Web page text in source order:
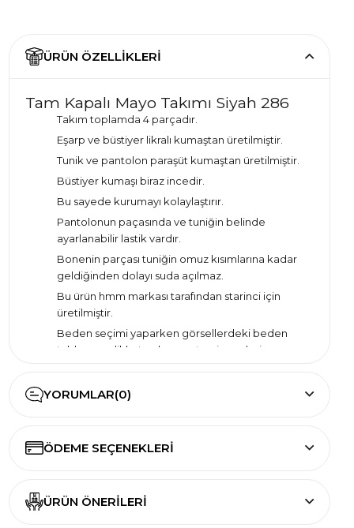
ÜRÜN ÖZELLIKLERI
Tam Kapalı Mayo Takımı Siyah 286
Takım toplamda 4 parçadır.
Eşarp ve büstiyer likralı kumaştan üretilmiştir.
Tunik ve pantolon paraşüt kumaştan üretilmiştir.
Büstiyer kumaşı biraz incedir.
Bu sayede kurumayı kolaylaştırır.
Pantolonun paçasında ve tuniğin belinde
ayarlanabilir lastik vardır.
Bonenin parçası tuniğin omuz kısımlarına kadar
geldiğinden dolayı suda açılmaz.
Bu ürün hmm markası tarafından starinci için
üretilmiştir.
Beden seçimi yaparken görsellerdeki beden
tablosunu dikkate almanızı tavsiye ederiz.
YORUMLAR(0)
ÖDEME SEÇENEKLERI
ÜRÜN ÖNERILERI